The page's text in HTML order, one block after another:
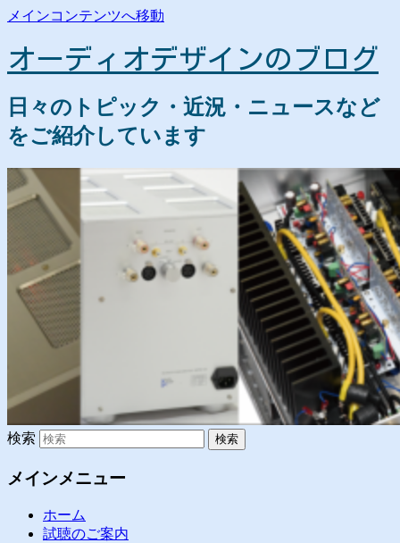
メインコンテンツへ移動
オーディオデザインのブログ
日々のトピック・近況・ニュースなど
をご紹介しています
検索
メインメニュー
ホーム
試聴のご案内